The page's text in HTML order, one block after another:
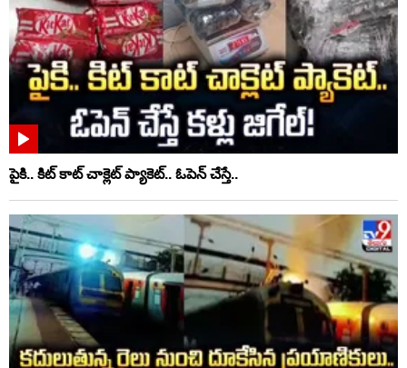
పైకి.. కిట్‌ కాట్‌ చాక్లెట్ ప్యాకెట్‌.. ఓపెన్‌ చేస్తే..